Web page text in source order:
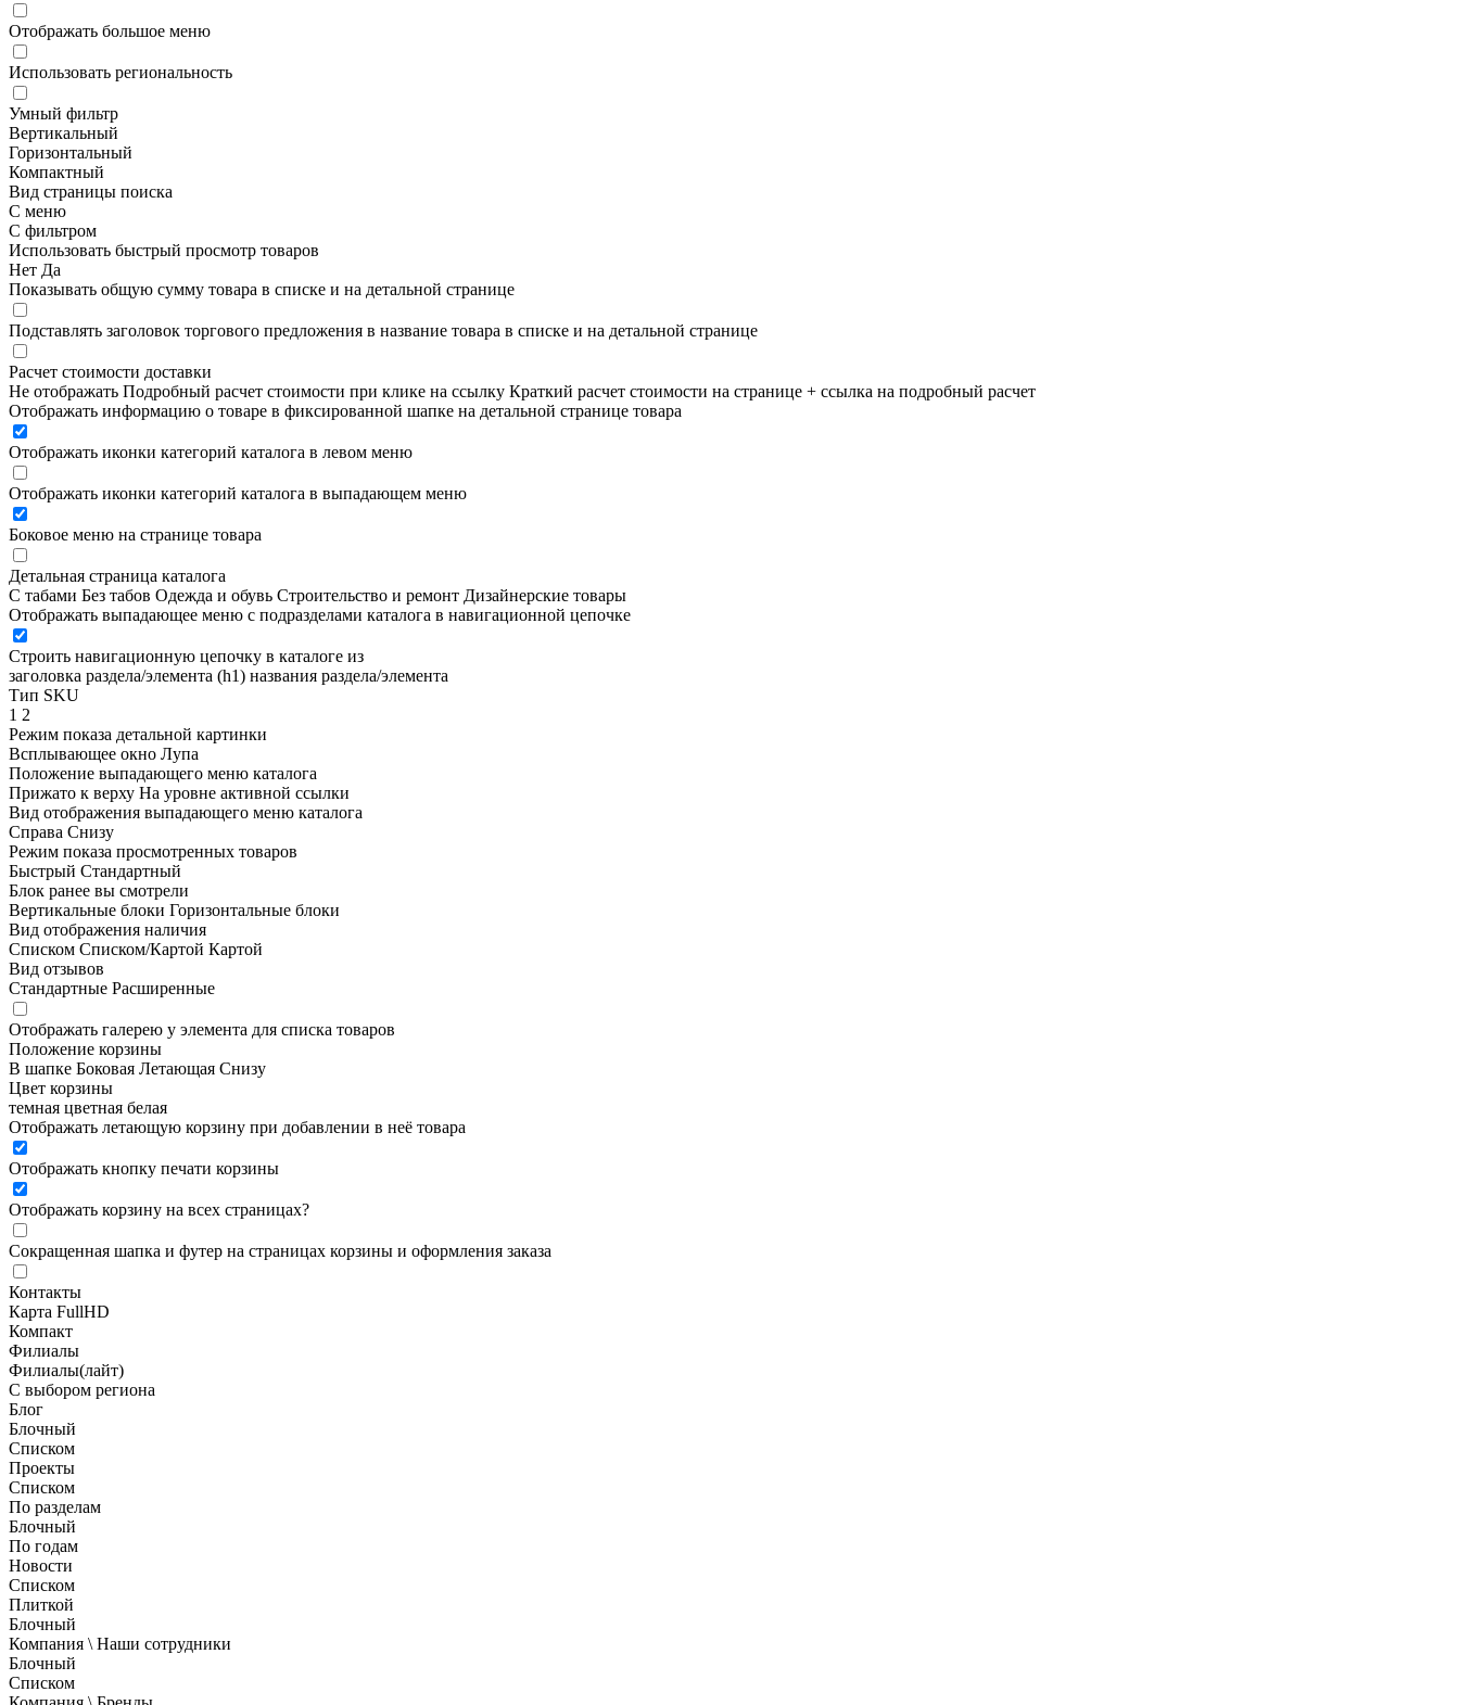
Отображать большое меню
Использовать региональность
Умный фильтр
Вертикальный
Горизонтальный
Компактный
Вид страницы поиска
С меню
С фильтром
Использовать быстрый просмотр товаров
Нет Да
Показывать общую сумму товара в списке и на детальной странице
Подставлять заголовок торгового предложения в название товара в списке и на детальной странице
Расчет стоимости доставки
Не отображать Подробный расчет стоимости при клике на ссылку Краткий расчет стоимости на странице + ссылка на подробный расчет
Отображать информацию о товаре в фиксированной шапке на детальной странице товара
Отображать иконки категорий каталога в левом меню
Отображать иконки категорий каталога в выпадающем меню
Боковое меню на странице товара
Детальная страница каталога
С табами Без табов Одежда и обувь Строительство и ремонт Дизайнерские товары
Отображать выпадающее меню с подразделами каталога в навигационной цепочке
Строить навигационную цепочку в каталоге из
заголовка раздела/элемента (h1) названия раздела/элемента
Тип SKU
1 2
Режим показа детальной картинки
Всплывающее окно Лупа
Положение выпадающего меню каталога
Прижато к верху На уровне активной ссылки
Вид отображения выпадающего меню каталога
Справа Снизу
Режим показа просмотренных товаров
Быстрый Стандартный
Блок ранее вы смотрели
Вертикальные блоки Горизонтальные блоки
Вид отображения наличия
Списком Списком/Картой Картой
Вид отзывов
Стандартные Расширенные
Отображать галерею у элемента для списка товаров
Положение корзины
В шапке Боковая Летающая Снизу
Цвет корзины
темная цветная белая
Отображать летающую корзину при добавлении в неё товара
Отображать кнопку печати корзины
Отображать корзину на всех страницах?
Сокращенная шапка и футер на страницах корзины и оформления заказа
Контакты
Карта FullHD
Компакт
Филиалы
Филиалы(лайт)
С выбором региона
Блог
Блочный
Списком
Проекты
Списком
По разделам
Блочный
По годам
Новости
Списком
Плиткой
Блочный
Компания \ Наши сотрудники
Блочный
Списком